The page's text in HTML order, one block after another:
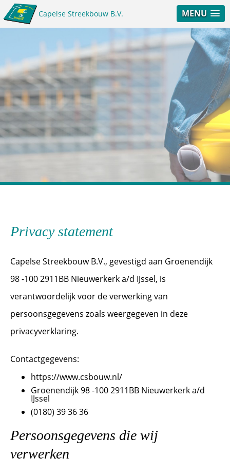
Capelse Streekbouw B.V. MENU
Privacy statement
Capelse Streekbouw B.V., gevestigd aan Groenendijk
98 -100 2911BB Nieuwerkerk a/d IJssel, is
verantwoordelijk voor de verwerking van
persoonsgegevens zoals weergegeven in deze
privacyverklaring.
Contactgegevens:
https://www.csbouw.nl/
Groenendijk 98 -100 2911BB Nieuwerkerk a/d
IJssel
(0180) 39 36 36
Persoonsgegevens die wij
verwerken